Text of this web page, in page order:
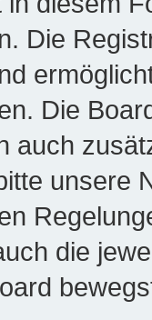
Die
Die
auch
unsere
die